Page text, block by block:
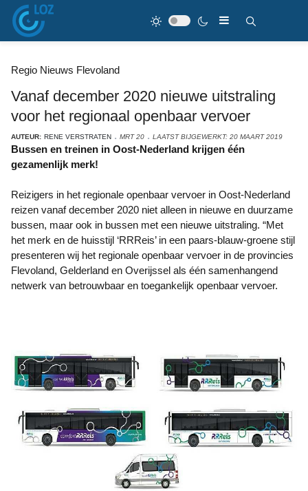
Regio Nieuws Flevoland
Vanaf december 2020 nieuwe uitstraling
voor het regionaal openbaar vervoer
AUTEUR: RENE VERSTRATEN MRT 20 LAATST BIJGEWERKT: 20 MAART 2019
Bussen en treinen in Oost-Nederland krijgen één
gezamenlijk merk!
Reizigers in het regionale openbaar vervoer in Oost-Nederland
reizen vanaf december 2020 niet alleen in nieuwe en duurzame
bussen, maar ook in bussen met een nieuwe uitstraling. “Met
het merk en de huisstijl ‘RRReis’ in een paars-blauw-groene stijl
presenteren wij het regionale openbaar vervoer in de provincies
Flevoland, Gelderland en Overijssel als één samenhangend
netwerk van betrouwbaar en toegankelijk openbaar vervoer.